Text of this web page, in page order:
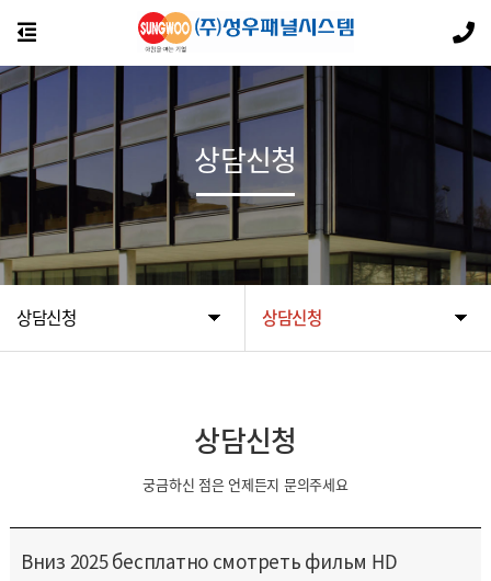
상담신청 상담신청
상담신청
상담신청
궁금하신 점은 언제든지 문의주세요
Вниз 2025 бесплатно смотреть фильм HD